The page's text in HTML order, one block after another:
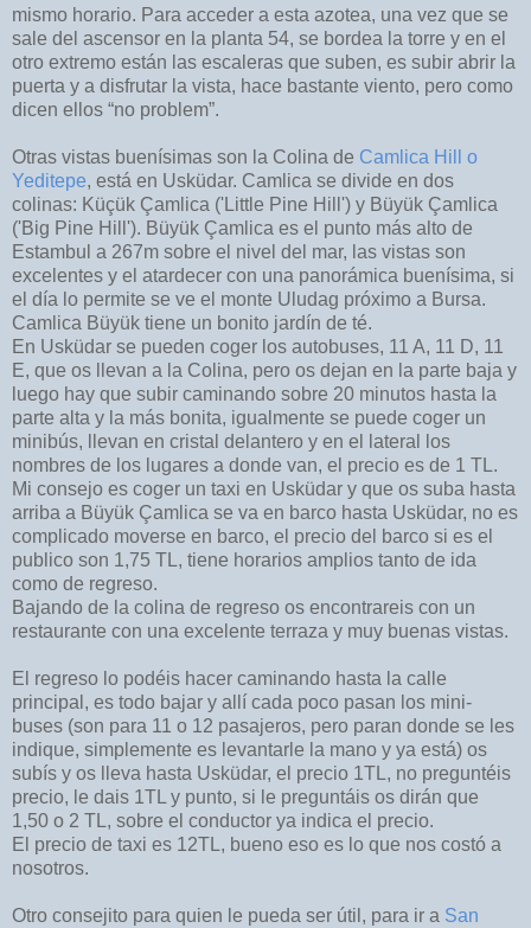
mismo horario. Para acceder a esta azotea, una vez que se
sale del ascensor en la planta 54, se bordea la torre y en el
otro extremo están las escaleras que suben, es subir abrir la
puerta y a disfrutar la vista, hace bastante viento, pero como
dicen ellos “no problem”.
Otras vistas buenísimas son la Colina de Camlica Hill o
Yeditepe, está en Usküdar. Camlica se divide en dos
colinas: Küçük Çamlica ('Little Pine Hill') y Büyük Çamlica
('Big Pine Hill'). Büyük Çamlica es el punto más alto de
Estambul a 267m sobre el nivel del mar, las vistas son
excelentes y el atardecer con una panorámica buenísima, si
el día lo permite se ve el monte Uludag próximo a Bursa.
Camlica Büyük tiene un bonito jardín de té.
En Usküdar se pueden coger los autobuses, 11 A, 11 D, 11
E, que os llevan a la Colina, pero os dejan en la parte baja y
luego hay que subir caminando sobre 20 minutos hasta la
parte alta y la más bonita, igualmente se puede coger un
minibús, llevan en cristal delantero y en el lateral los
nombres de los lugares a donde van, el precio es de 1 TL.
Mi consejo es coger un taxi en Usküdar y que os suba hasta
arriba a Büyük Çamlica se va en barco hasta Usküdar, no es
complicado moverse en barco, el precio del barco si es el
publico son 1,75 TL, tiene horarios amplios tanto de ida
como de regreso.
Bajando de la colina de regreso os encontrareis con un
restaurante con una excelente terraza y muy buenas vistas.
El regreso lo podéis hacer caminando hasta la calle
principal, es todo bajar y allí cada poco pasan los mini-
buses (son para 11 o 12 pasajeros, pero paran donde se les
indique, simplemente es levantarle la mano y ya está) os
subís y os lleva hasta Usküdar, el precio 1TL, no preguntéis
precio, le dais 1TL y punto, si le preguntáis os dirán que
1,50 o 2 TL, sobre el conductor ya indica el precio.
El precio de taxi es 12TL, bueno eso es lo que nos costó a
nosotros.
Otro consejito para quien le pueda ser útil, para ir a San